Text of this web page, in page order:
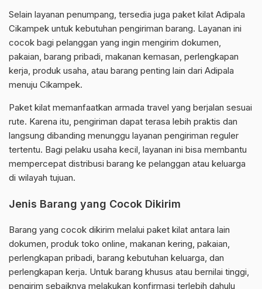
Selain layanan penumpang, tersedia juga paket kilat Adipala
Cikampek untuk kebutuhan pengiriman barang. Layanan ini
cocok bagi pelanggan yang ingin mengirim dokumen,
pakaian, barang pribadi, makanan kemasan, perlengkapan
kerja, produk usaha, atau barang penting lain dari Adipala
menuju Cikampek.
Paket kilat memanfaatkan armada travel yang berjalan sesuai
rute. Karena itu, pengiriman dapat terasa lebih praktis dan
langsung dibanding menunggu layanan pengiriman reguler
tertentu. Bagi pelaku usaha kecil, layanan ini bisa membantu
mempercepat distribusi barang ke pelanggan atau keluarga
di wilayah tujuan.
Jenis Barang yang Cocok Dikirim
Barang yang cocok dikirim melalui paket kilat antara lain
dokumen, produk toko online, makanan kering, pakaian,
perlengkapan pribadi, barang kebutuhan keluarga, dan
perlengkapan kerja. Untuk barang khusus atau bernilai tinggi,
pengirim sebaiknya melakukan konfirmasi terlebih dahulu